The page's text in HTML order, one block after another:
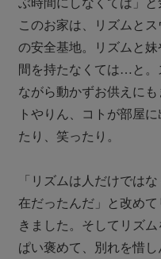
ぶ時間にしなくては」と
このお家は、リズムと
の安全基地。リズムと
間を持たなくては…と。
ながら動かずお供えに
トやりん、コトが部屋
たり、笑ったり。
「リズムは人だけでは
在だったんだ」と改め
きました。そしてリズ
ぱい褒めて、別れを惜し